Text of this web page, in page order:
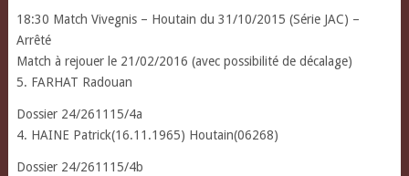
18:30 Match Vivegnis – Houtain du 31/10/2015 (Série JAC) –
Arrêté
Match à rejouer le 21/02/2016 (avec possibilité de décalage)
5. FARHAT Radouan
Dossier 24/261115/4a
4. HAINE Patrick(16.11.1965) Houtain(06268)
Dossier 24/261115/4b